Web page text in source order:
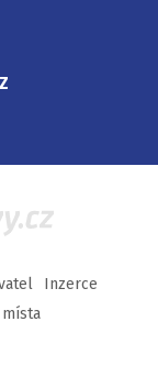
Inzerce